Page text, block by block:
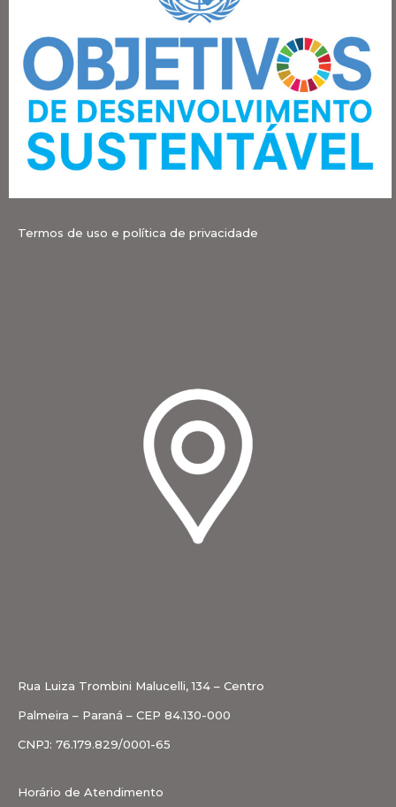
Termos de uso e política de privacidade
Rua Luiza Trombini Malucelli, 134 – Centro
Palmeira – Paraná – CEP 84.130-000
CNPJ: 76.179.829/0001-65
Horário de Atendimento